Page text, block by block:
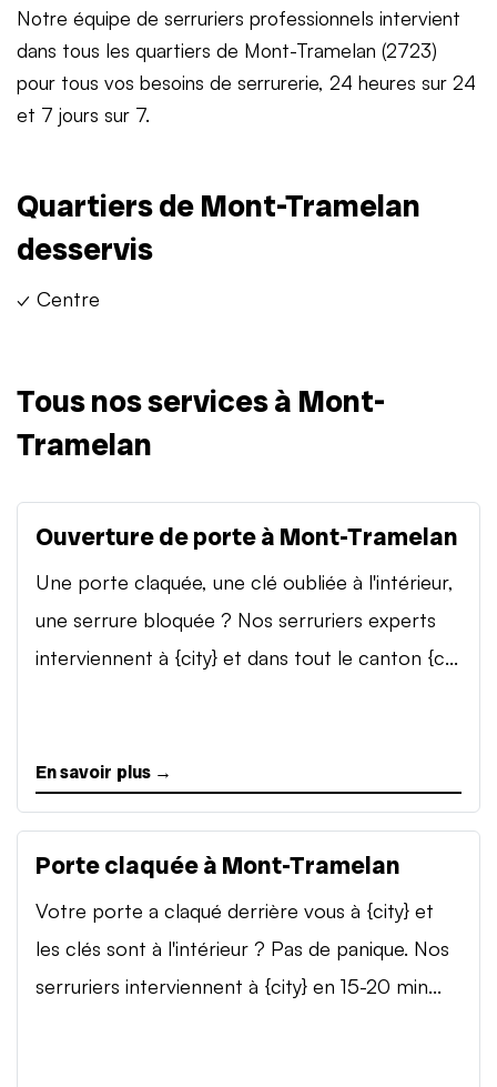
Notre équipe de serruriers professionnels intervient
dans tous les quartiers de Mont-Tramelan (2723)
pour tous vos besoins de serrurerie, 24 heures sur 24
et 7 jours sur 7.
Quartiers de Mont-Tramelan
desservis
✓ Centre
Tous nos services à Mont-
Tramelan
Ouverture de porte à Mont-Tramelan
Une porte claquée, une clé oubliée à l'intérieur,
une serrure bloquée ? Nos serruriers experts
interviennent à {city} et dans tout le canton {c...
En savoir plus →
Porte claquée à Mont-Tramelan
Votre porte a claqué derrière vous à {city} et
les clés sont à l'intérieur ? Pas de panique. Nos
serruriers interviennent à {city} en 15-20 min...